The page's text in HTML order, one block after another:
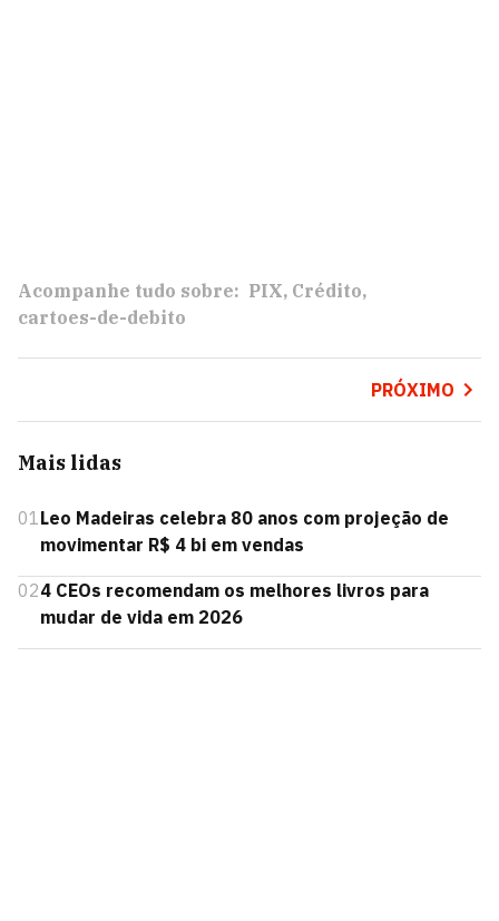
Acompanhe tudo sobre: PIX Crédito
cartoes-de-debito
PRÓXIMO
Mais lidas
01Leo Madeiras celebra 80 anos com projeção de
movimentar R$ 4 bi em vendas
024 CEOs recomendam os melhores livros para
mudar de vida em 2026